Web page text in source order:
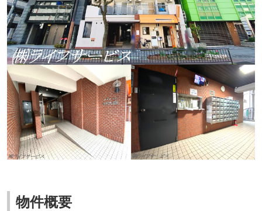
物件概要